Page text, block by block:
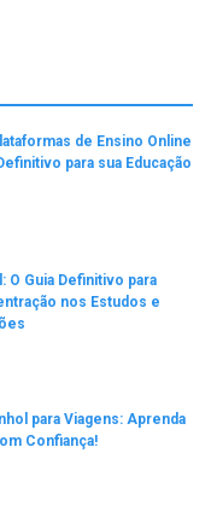
de Ensino Online
para sua Educação
O Guia Definitivo para
nos Estudos e
para Viagens: Aprenda
Confiança!